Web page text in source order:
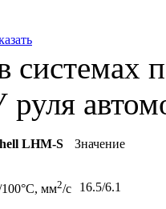
системах
LHM-S Значение
100°С, мм2/с 16.5/6.1